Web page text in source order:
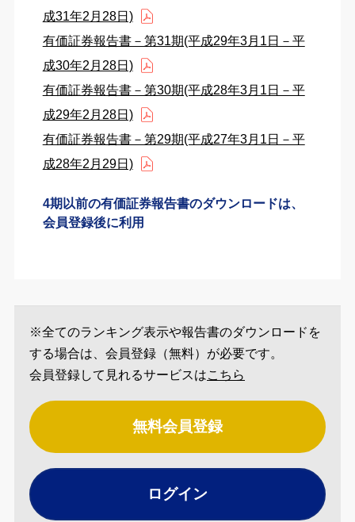
成31年2月28日)
有価証券報告書－第31期(平成29年3月1日－平
成30年2月28日)
有価証券報告書－第30期(平成28年3月1日－平
成29年2月28日)
有価証券報告書－第29期(平成27年3月1日－平
成28年2月29日)
4期以前の有価証券報告書のダウンロードは、
会員登録後に利用
※全てのランキング表示や報告書のダウンロードを
する場合は、会員登録（無料）が必要です。
会員登録して見れるサービスはこちら
無料会員登録
ログイン